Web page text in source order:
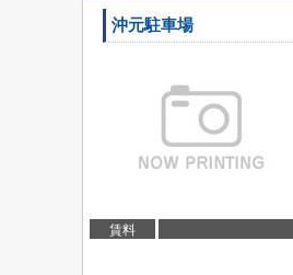
沖元駐車場
賃料